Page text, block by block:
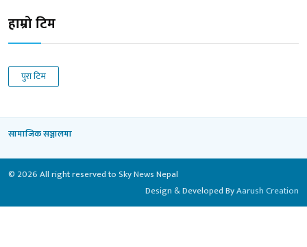
हाम्रो टिम
पुरा टिम
सामाजिक सञ्जालमा
© 2026 All right reserved to Sky News Nepal
Design & Developed ByAarush Creation